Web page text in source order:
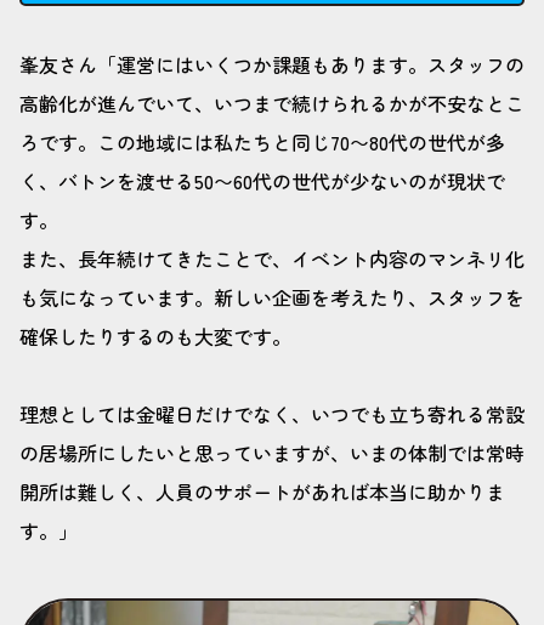
峯友さん「運営にはいくつか課題もあります。スタッフの
高齢化が進んでいて、いつまで続けられるかが不安なとこ
ろです。この地域には私たちと同じ70〜80代の世代が多
く、バトンを渡せる50〜60代の世代が少ないのが現状で
す。
また、長年続けてきたことで、イベント内容のマンネリ化
も気になっています。新しい企画を考えたり、スタッフを
確保したりするのも大変です。
理想としては金曜日だけでなく、いつでも立ち寄れる常設
の居場所にしたいと思っていますが、いまの体制では常時
開所は難しく、人員のサポートがあれば本当に助かりま
す。」